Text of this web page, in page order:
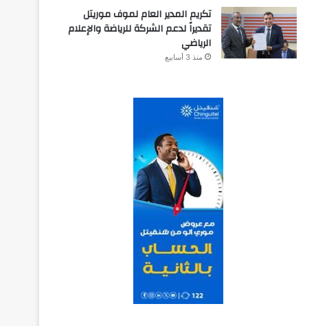
تكريم المدير العام لموف موريتل
تقديراً لدعم الشركة للرياضة والإعلام
الرياضي
منذ 3 أسابيع